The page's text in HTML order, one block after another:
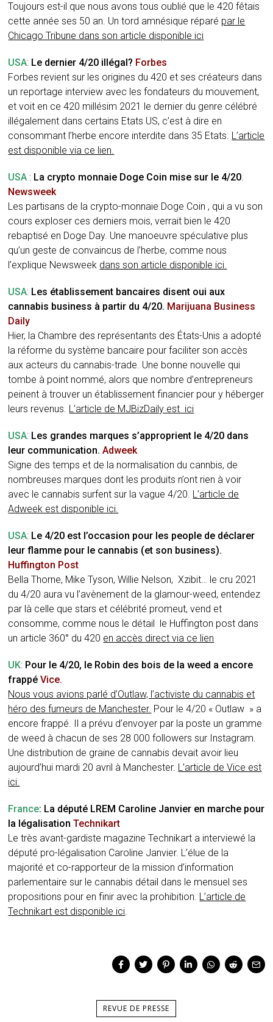
Toujours est-il que nous avons tous oublié que le 420 fêtais
cette année ses 50 an. Un tord amnésique réparé par le
Chicago Tribune dans son article disponible ici
USA: Le dernier 4/20 illégal? Forbes
Forbes revient sur les origines du 420 et ses créateurs dans
un reportage interview avec les fondateurs du mouvement,
et voit en ce 420 millésim 2021 le dernier du genre célébré
illégalement dans certains Etats US, c’est à dire en
consommant l’herbe encore interdite dans 35 Etats. L’article
est disponible via ce lien.
USA : La crypto monnaie Doge Coin mise sur le 4/20.
Newsweek
Les partisans de la crypto-monnaie Doge Coin , qui a vu son
cours exploser ces derniers mois, verrait bien le 420
rebaptisé en Doge Day. Une manoeuvre spéculative plus
qu’un geste de convaincus de l’herbe, comme nous
l’explique Newsweek dans son article disponible ici.
USA: Les établissement bancaires disent oui aux
cannabis business à partir du 4/20. Marijuana Business
Daily
Hier, la Chambre des représentants des États-Unis a adopté
la réforme du système bancaire pour faciliter son accès
aux acteurs du cannabis-trade. Une bonne nouvelle qui
tombe à point nommé, alors que nombre d’entrepreneurs
peinent à trouver un établissement financier pour y héberger
leurs revenus. L’article de MJBizDaily est ici
USA: Les grandes marques s’approprient le 4/20 dans
leur communication.Adweek
Signe des temps et de la normalisation du cannbis, de
nombreuses marques dont les produits n’ont rien à voir
avec le cannabis surfent sur la vague 4/20. L’article de
Adweek est disponible ici.
USA: Le 4/20 est l’occasion pour les people de déclarer
leur flamme pour le cannabis (et son business).
Huffington Post
Bella Thorne, Mike Tyson, Willie Nelson, Xzibit… le cru 2021
du 4/20 aura vu l’avènement de la glamour-weed, entendez
par là celle que stars et célébrité promeut, vend et
consomme, comme nous le détail le Huffington post dans
un article 360° du 420 en accès direct via ce lien
UK: Pour le 4/20, le Robin des bois de la weed a encore
frappé Vice.
Nous vous avions parlé d’Outlaw, l’activiste du cannabis et
héro des fumeurs de Manchester. Pour le 4/20 « Outlaw » a
encore frappé. Il a prévu d’envoyer par la poste un gramme
de weed à chacun de ses 28 000 followers sur Instagram.
Une distribution de graine de cannabis devait avoir lieu
aujourd’hui mardi 20 avril à Manchester. L’article de Vice est
ici.
France: La député LREM Caroline Janvier en marche pour
la légalisationTechnikart
Le très avant-gardiste magazine Technikart a interviewé la
député pro-légalisation Caroline Janvier. L’élue de la
majorité et co-rapporteur de la mission d’information
parlementaire sur le cannabis détail dans le mensuel ses
propositions pour en finir avec la prohibition. L’article de
Technikart est disponible ici.
REVUE DE PRESSE